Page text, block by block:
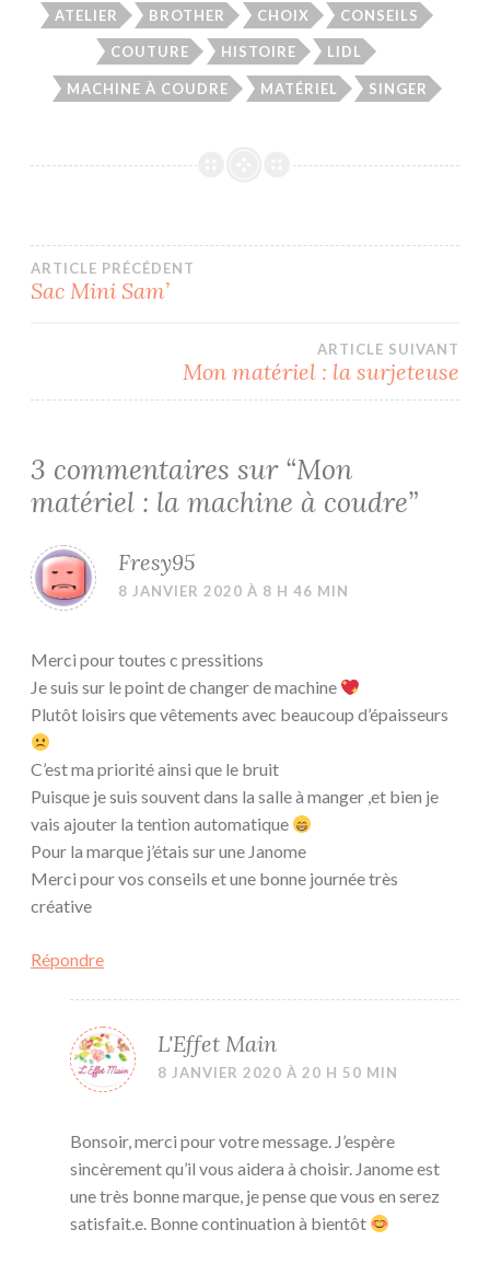
ATELIER BROTHER CHOIX CONSEILS
COUTURE HISTOIRE LIDL
MACHINE À COUDRE MATÉRIEL SINGER
Navigation
ARTICLE PRÉCÉDENT
Sac Mini Sam’
ARTICLE SUIVANT
Mon matériel : la surjeteuse
3 commentaires sur “Mon
matériel : la machine à coudre”
Fresy95
8 JANVIER 2020 À 8 H 46 MIN
Merci pour toutes c pressitions
Je suis sur le point de changer de machine
Plutôt loisirs que vêtements avec beaucoup d’épaisseurs
C’est ma priorité ainsi que le bruit
Puisque je suis souvent dans la salle à manger ,et bien je
vais ajouter la tention automatique
Pour la marque j’étais sur une Janome
Merci pour vos conseils et une bonne journée très
créative
Répondre
L'Effet Main
8 JANVIER 2020 À 20 H 50 MIN
Bonsoir, merci pour votre message. J’espère
sincèrement qu’il vous aidera à choisir. Janome est
une très bonne marque, je pense que vous en serez
satisfait.e. Bonne continuation à bientôt